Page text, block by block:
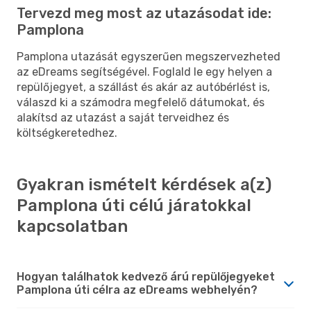
Tervezd meg most az utazásodat ide:
Pamplona
Pamplona utazását egyszerűen megszervezheted
az eDreams segítségével. Foglald le egy helyen a
repülőjegyet, a szállást és akár az autóbérlést is,
válaszd ki a számodra megfelelő dátumokat, és
alakítsd az utazást a saját terveidhez és
költségkeretedhez.
Gyakran ismételt kérdések a(z)
Pamplona úti célú járatokkal
kapcsolatban
Hogyan találhatok kedvező árú repülőjegyeket
Pamplona úti célra az eDreams webhelyén?